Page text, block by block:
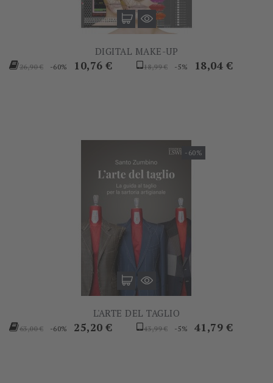
DIGITAL MAKE-UP
Prezzo
26,90 € -60% Prezzo
10,76 €
Prezzo
18,99 € -5% Prezzo
18,04 €
-60%
L'ARTE DEL TAGLIO
Prezzo
63,00 € -60% Prezzo
25,20 €
Prezzo
43,99 € -5% Prezzo
41,79 €